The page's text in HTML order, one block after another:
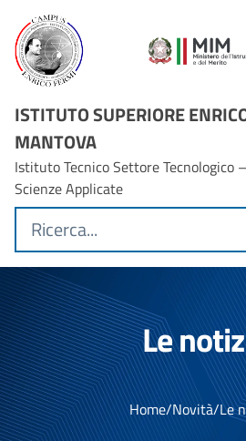
ISTITUTO SUPERIORE
MANTOVA
Istituto Tecnico Settore Tecnologico
Scienze Applicate
Le
Home/Novità/Le